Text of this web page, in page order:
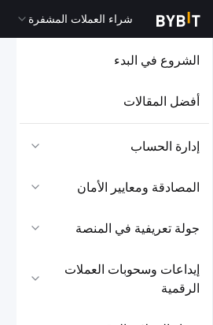
شراء العملات المشفرة
الشروع في البدء
أفضل المقالات
إدارة الحساب
المصادقة ومعايير الأمان
جولة تعريفية في المنصة
إيداعات وسحوبات العملات
الرقمية